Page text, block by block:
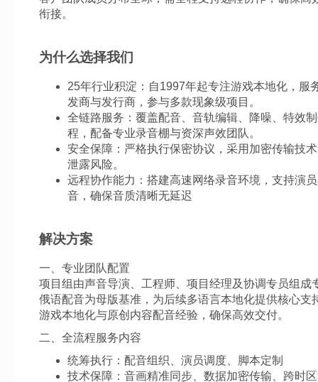
衔接。
为什么选择我们
25年行业积淀：自1997年起专注游戏本地化，服
发商与发行商，参与多款现象级项目。
全链路服务：覆盖配音、音轨编辑、降噪、特效
程，配备专业录音棚与资深声效团队。
安全保障：严格执行保密协议，采用加密传输技
泄露风险。
远程协作能力：搭建高速网络录音环境，支持演
音，确保音质清晰无延迟
解决方案
一、专业团队配置
项目组由声音导演、工程师、项目经理及协调专员组成
俄语配音为母版基准，为后续多语言本地化提供核心支
游戏本地化与原创内容配音经验，确保高效交付。
二、全流程服务内容
统筹执行：配音组织、演员调度、脚本定制
技术保障：音画精准同步、数据加密传输、跨时